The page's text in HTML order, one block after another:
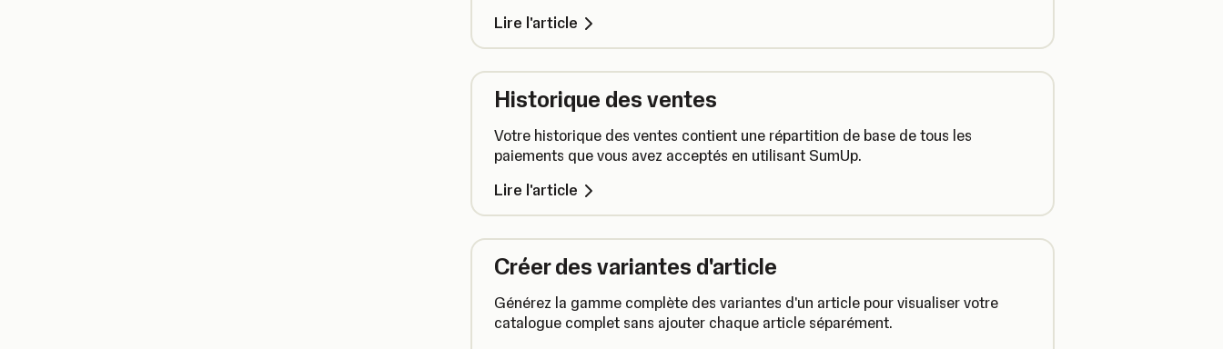
Lire l'article
Historique des ventes
Votre historique des ventes contient une répartition de base de tous les
paiements que vous avez acceptés en utilisant SumUp.
Lire l'article
Créer des variantes d'article
Générez la gamme complète des variantes d'un article pour visualiser votre
catalogue complet sans ajouter chaque article séparément.